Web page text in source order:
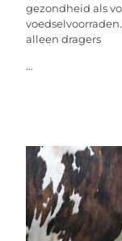
gezondheid als
alleen dragers
...